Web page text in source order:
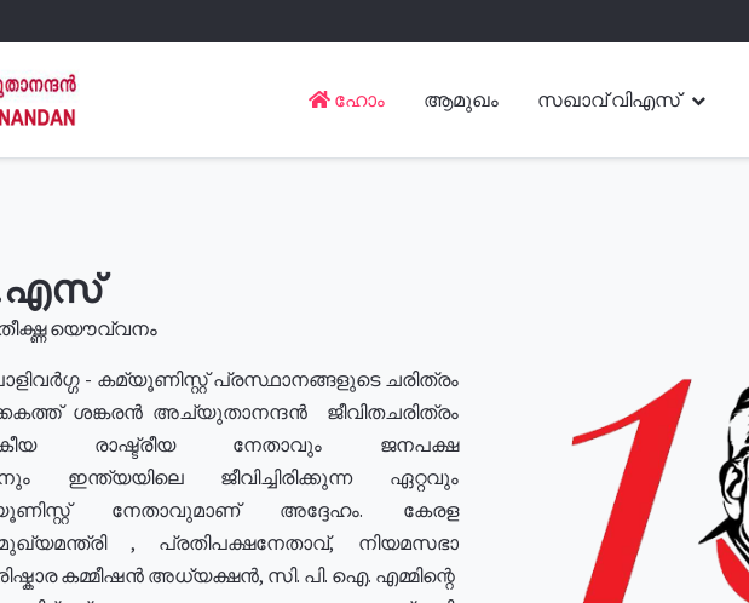
ഹോം ആമുഖം സഖാവ് വിഎസ്
യൌവ്വനം
- കമ്യൂണിസ്റ്റ് പ്രസ്ഥാനങ്ങളുടെ ചരിത്രം
ശങ്കരൻ അച്യുതാനന്ദൻ ജീവിതചരിത്രം
രാഷ്ട്രീയ നേതാവും ജനപക്ഷ
ഇന്ത്യയിലെ ജീവിച്ചിരിക്കുന്ന ഏറ്റവും
നേതാവുമാണ് അദ്ദേഹം. കേരള
, പ്രതിപക്ഷനേതാവ്, നിയമസഭാ
കമ്മീഷൻ അധ്യക്ഷൻ, സി. പി. ഐ. എമ്മിന്റെ